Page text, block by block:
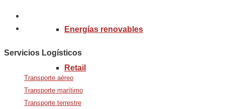
Energías renovables
Retail
Servicios Logísticos
Transporte aéreo
Transporte marítimo
Transporte terrestre